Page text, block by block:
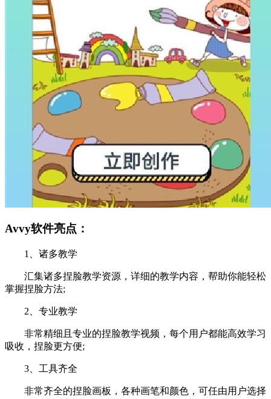
Avvy软件亮点：
1、诸多教学
汇集诸多捏脸教学资源，详细的教学内容，帮助你能轻松
掌握捏脸方法;
2、专业教学
非常精细且专业的捏脸教学视频，每个用户都能高效学习
吸收，捏脸更方便;
3、工具齐全
非常齐全的捏脸画板，各种画笔和颜色，可任由用户选择